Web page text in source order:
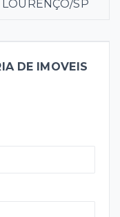
DE IMOVEIS
SP